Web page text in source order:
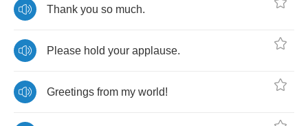
Thank you so much.
Please hold your applause.
Greetings from my world!